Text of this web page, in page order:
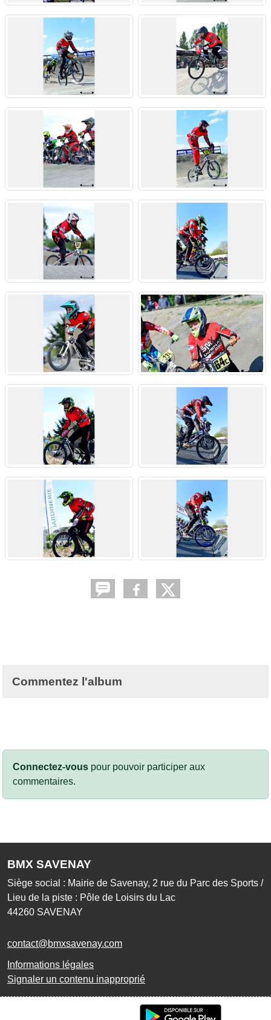
Commentez l'album
Connectez-vous pour pouvoir participer aux
commentaires.
BMX SAVENAY
Siège social : Mairie de Savenay, 2 rue du Parc des Sports /
Lieu de la piste : Pôle de Loisirs du Lac
44260 SAVENAY
contact@bmxsavenay.com
Informations légales
Signaler un contenu inapproprié